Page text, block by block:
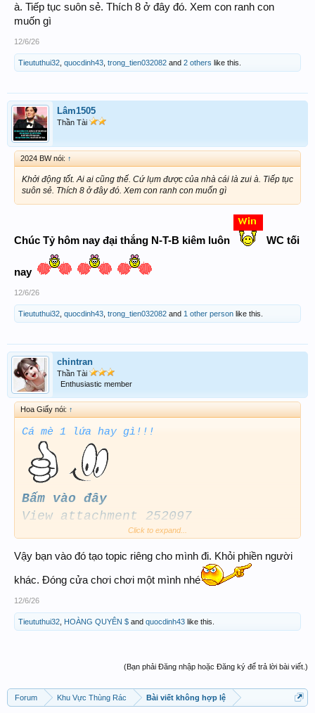
à. Tiếp tục suôn sẻ. Thích 8 ở đây đó. Xem con ranh con
muốn gì
12/6/26
Tieututhui32 quocdinh43 trong_tien032082 and 2 others like this.
Lâm1505
Thần Tài
2024 BW nói: ↑
Khởi động tốt. Ai ai cũng thế. Cứ lụm được của nhà cái là zui à. Tiếp tục
suôn sẻ. Thích 8 ở đây đó. Xem con ranh con muốn gì
Chúc Tỷ hôm nay đại thắng N-T-B kiêm luôn WC tối
nay
12/6/26
Tieututhui32, quocdinh43, trong_tien032082 and 1 other person like this.
chintran
Thần Tài
Enthusiastic member
Hoa Giấy nói: ↑
Cá mè 1 lứa hay gì!!!
Bấm vào đây
View attachment 252097
Nói với người ngủ thì nói mãi có
hiểu đâu
Về Bình Dương bán nước tương đi
Click to expand...
Vậy bạn vào đó tạo topic riêng cho mình đi. Khỏi phiền người
khác. Đóng cửa chơi chơi một mình nhé
12/6/26
Tieututhui32 HOÀNG QUYÊN $ and quocdinh43 like this.
(Bạn phải Đăng nhập hoặc Đăng ký để trả lời bài viết.)
Forum Khu Vực Thùng Rác Bài viết không hợp lệ